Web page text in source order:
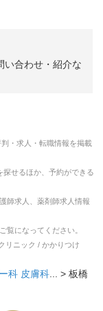
い合わせ・紹介な
判・求人・転職情報を掲載
せるほか、予約ができる
師求人、薬剤師求人情報
覧になってください。
リニック / かかりつけ
科 皮膚科... > 板橋